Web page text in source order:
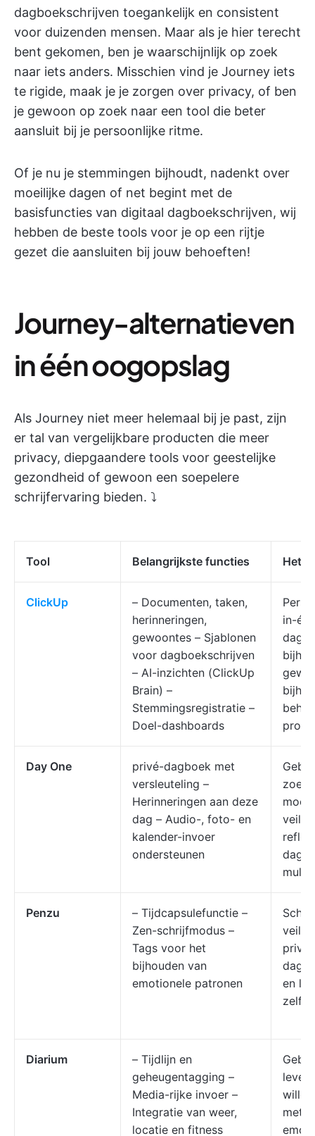
dagboekschrijven toegankelijk en consistent
voor duizenden mensen. Maar als je hier terecht
bent gekomen, ben je waarschijnlijk op zoek
naar iets anders. Misschien vind je Journey iets
te rigide, maak je je zorgen over privacy, of ben
je gewoon op zoek naar een tool die beter
aansluit bij je persoonlijke ritme.
Of je nu je stemmingen bijhoudt, nadenkt over
moeilijke dagen of net begint met de
basisfuncties van digitaal dagboekschrijven, wij
hebben de beste tools voor je op een rijtje
gezet die aansluiten bij jouw behoeften!
Journey-alternatieven
in één oogopslag
Als Journey niet meer helemaal bij je past, zijn
er tal van vergelijkbare producten die meer
privacy, diepgaandere tools voor geestelijke
gezondheid of gewoon een soepelere
schrijfervaring bieden. ⤵️
Tool Belangrijkste functies Het
ClickUp
– Documenten, taken,
herinneringen,
gewoontes – Sjablonen
voor dagboekschrijven
– AI-inzichten (ClickUp
Brain) –
Stemmingsregistratie –
Doel-dashboards
in-
Day One
privé-dagboek met
versleuteling –
Herinneringen aan deze
dag – Audio-, foto- en
kalender-invoer
ondersteunen
zoek
mooi
Penzu
– Tijdcapsulefunctie –
Zen-schrijfmodus –
Tags voor het
bijhouden van
emotionele patronen
en
Diarium
– Tijdlijn en
geheugentagging –
Media-rijke invoer –
Integratie van weer,
locatie en fitness
met